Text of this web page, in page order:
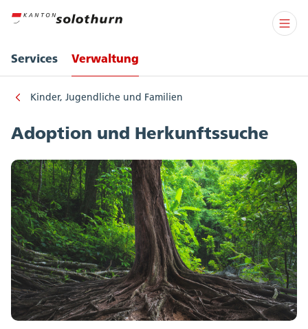
Services Verwaltung
Kinder, Jugendliche und Familien
Adoption und Herkunftssuche